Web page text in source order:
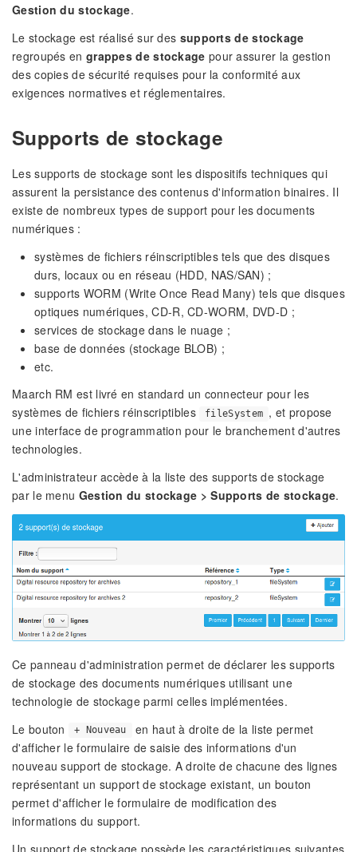
Gestion du stockage.
Le stockage est réalisé sur des supports de stockage
regroupés en grappes de stockage pour assurer la gestion
des copies de sécurité requises pour la conformité aux
exigences normatives et réglementaires.
Supports de stockage
Les supports de stockage sont les dispositifs techniques qui
assurent la persistance des contenus d'information binaires. Il
existe de nombreux types de support pour les documents
numériques :
systèmes de fichiers réinscriptibles tels que des disques
durs, locaux ou en réseau (HDD, NAS/SAN) ;
supports WORM (Write Once Read Many) tels que disques
optiques numériques, CD-R, CD-WORM, DVD-D ;
services de stockage dans le nuage ;
base de données (stockage BLOB) ;
etc.
Maarch RM est livré en standard un connecteur pour les
systèmes de fichiers réinscriptibles
fileSystem , et propose
une interface de programmation pour le branchement d'autres
technologies.
L'administrateur accède à la liste des supports de stockage
par le menu Gestion du stockage > Supports de stockage.
Ce panneau d'administration permet de déclarer les supports
de stockage des documents numériques utilisant une
technologie de stockage parmi celles implémentées.
Le bouton
+ Nouveau
en haut à droite de la liste permet
d'afficher le formulaire de saisie des informations d'un
nouveau support de stockage. A droite de chacune des lignes
représentant un support de stockage existant, un bouton
permet d'afficher le formulaire de modification des
informations du support.
Un support de stockage possède les caractéristiques suivantes